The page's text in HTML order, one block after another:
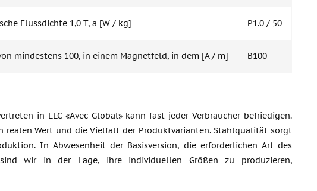
Flussdichte 1,0 T, a [W / kg] P1.0 / 50
mindestens 100, in einem Magnetfeld, in dem [A / m] B100
in LLC «Avec Global» kann fast jeder Verbraucher befriedigen.
realen Wert und die Vielfalt der Produktvarianten. Stahlqualität sorgt
In Abwesenheit der Basisversion, die erforderlichen Art des
wir in der Lage, ihre individuellen Größen zu produzieren,